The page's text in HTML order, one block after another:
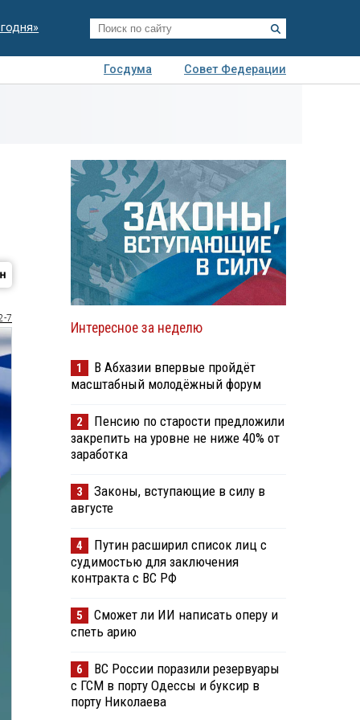
Госдума
Совет Федерации
7
Интересное за неделю
1
В Абхазии впервые пройдёт
масштабный молодёжный форум
2
Пенсию по старости предложили
закрепить на уровне не ниже 40% от
заработка
3
Законы, вступающие в силу в
августе
4
Путин расширил список лиц с
судимостью для заключения
контракта с ВС РФ
5
Сможет ли ИИ написать оперу и
спеть арию
6
ВС России поразили резервуары
с ГСМ в порту Одессы и буксир в
порту Николаева